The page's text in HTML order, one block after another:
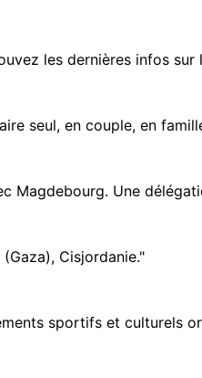
les dernières infos sur
seul, en couple, en
Magdebourg. Une
Cisjordanie."
sportifs et culturels